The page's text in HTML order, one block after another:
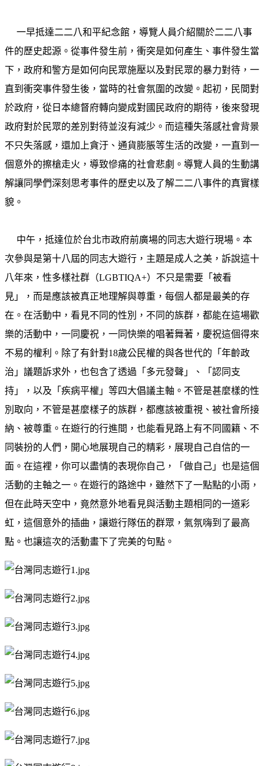
一早抵達二二八和平紀念館，導覽人員介紹關於二二八事
件的歷史起源。從事件發生前，衝突是如何產生、事件發生當
下，政府和警方是如何向民眾施壓以及對民眾的暴力對待，一
直到衝突事件發生後，當時的社會氛圍的改變。起初，民間對
於政府，從日本總督府轉向變成對國民政府的期待，後來發現
政府對於民眾的差別對待並沒有減少。而這種失落感社會背景
不只失落感，還加上貪汙、通貨膨脹等生活的改變，一直到一
個意外的擦槍走火，導致慘痛的社會悲劇。導覽人員的生動講
解讓同學們深刻思考事件的歷史以及了解二二八事件的真實樣
貌。
中午，抵達位於台北市政府前廣場的同志大遊行現場。本
次參與是第十八屆的同志大遊行，主題是成人之美，訴說這十
八年來，性多樣社群（LGBTIQA+）不只是需要「被看
見」，而是應該被真正地理解與尊重，每個人都是最美的存
在。在活動中，看見不同的性別，不同的族群，都能在這場歡
樂的活動中，一同慶祝，一同快樂的唱著舞著，慶祝這個得來
不易的權利。除了有針對18歲公民權的與各世代的「年齡政
治」議題訴求外，也包含了透過「多元發聲」、「認同支
持」，以及「疾病平權」等四大倡議主軸。不管是甚麼樣的性
別取向，不管是甚麼樣子的族群，都應該被重視、被社會所接
納、被尊重。在遊行的行進間，也能看見路上有不同國籍、不
同裝扮的人們，開心地展現自己的精彩，展現自己自信的一
面。在這裡，你可以盡情的表現你自己，「做自己」也是這個
活動的主軸之一。在遊行的路途中，雖然下了一點點的小雨，
但在此時天空中，竟然意外地看見與活動主題相同的一道彩
虹，這個意外的插曲，讓遊行隊伍的群眾，氣氛嗨到了最高
點。也讓這次的活動畫下了完美的句點。